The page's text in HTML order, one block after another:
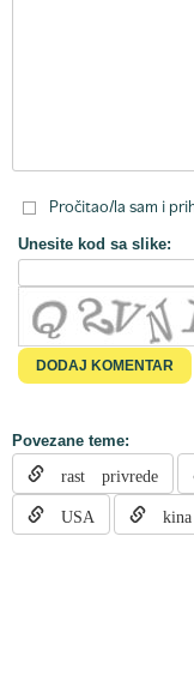
Pročitao/la sam i
Unesite kod sa slike:
Povezane teme:
rast privrede
USA kina